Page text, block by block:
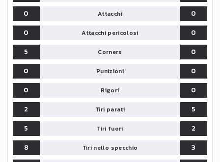
0
Attacchi
0
0
Attacchi pericolosi
0
5
Corners
0
0
Punizioni
0
0
Rigori
0
2
Tiri parati
5
5
Tiri fuori
2
8
Tiri nello specchio
3